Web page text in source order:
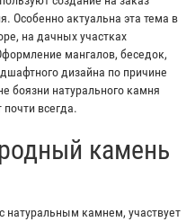
Особенно актуальна эта тема в
на дачных участках
мангалов, беседок,
дизайна по причине
боязни натурального камня
всегда.
камень
натуральным камнем, участвует